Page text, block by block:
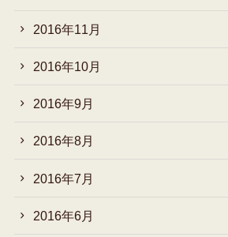
2016年11月
2016年10月
2016年9月
2016年8月
2016年7月
2016年6月